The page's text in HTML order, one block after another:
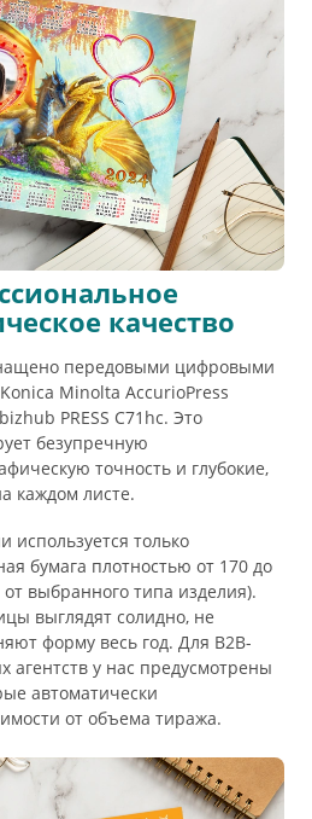
качество
передовыми цифровыми
Minolta AccurioPress
PRESS C71hc. Это
безупречную
точность и глубокие,
каждом листе.
используется только
бумага плотностью от 170 до
выбранного типа изделия).
выглядят солидно, не
форму весь год. Для B2B-
агентств у нас предусмотрены
автоматически
от объема тиража.